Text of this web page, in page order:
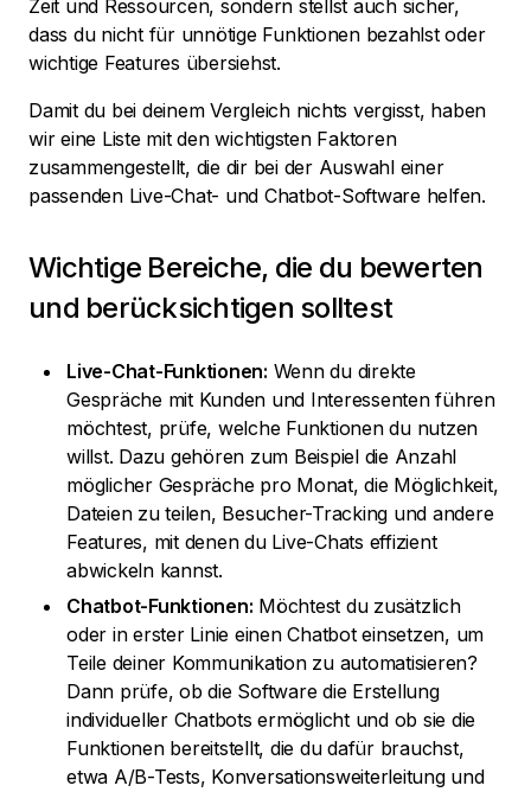
Zeit und Ressourcen, sondern stellst auch sicher,
dass du nicht für unnötige Funktionen bezahlst oder
wichtige Features übersiehst.
Damit du bei deinem Vergleich nichts vergisst, haben
wir eine Liste mit den wichtigsten Faktoren
zusammengestellt, die dir bei der Auswahl einer
passenden Live-Chat- und Chatbot-Software helfen.
Wichtige Bereiche, die du bewerten
und berücksichtigen solltest
Live-Chat-Funktionen: Wenn du direkte
Gespräche mit Kunden und Interessenten führen
möchtest, prüfe, welche Funktionen du nutzen
willst. Dazu gehören zum Beispiel die Anzahl
möglicher Gespräche pro Monat, die Möglichkeit,
Dateien zu teilen, Besucher-Tracking und andere
Features, mit denen du Live-Chats effizient
abwickeln kannst.
Chatbot-Funktionen: Möchtest du zusätzlich
oder in erster Linie einen Chatbot einsetzen, um
Teile deiner Kommunikation zu automatisieren?
Dann prüfe, ob die Software die Erstellung
individueller Chatbots ermöglicht und ob sie die
Funktionen bereitstellt, die du dafür brauchst,
etwa A/B-Tests, Konversationsweiterleitung und